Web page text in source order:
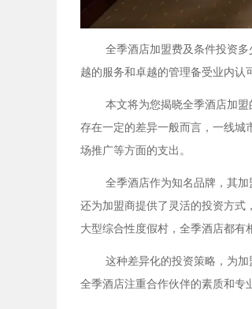
全季酒店加盟费及条件投资
越的服务和卓越的管理备受业内认
本文将为您揭晓全季酒店加
存在一定的差异一般而言，一线城
场推广等方面的支出。
全季酒店作为知名品牌，其
还为加盟商提供了灵活的投资方式
大型综合性度假村，全季酒店都有
这种差异化的投资策略，为
全季酒店注重合作伙伴的素质和专